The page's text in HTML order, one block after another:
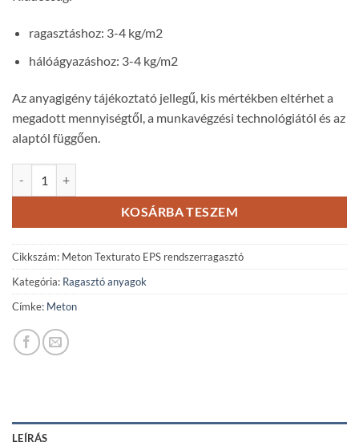
ragasztáshoz: 3-4 kg/m2
hálóágyazáshoz: 3-4 kg/m2
Az anyagigény tájékoztató jellegű, kis mértékben eltérhet a
megadott mennyiségtől, a munkavégzési technológiától és az
alaptól függően.
KOSÁRBA TESZEM
Cikkszám: Meton Texturato EPS rendszerragasztó
Kategória: Ragasztó anyagok
Címke: Meton
LEÍRÁS